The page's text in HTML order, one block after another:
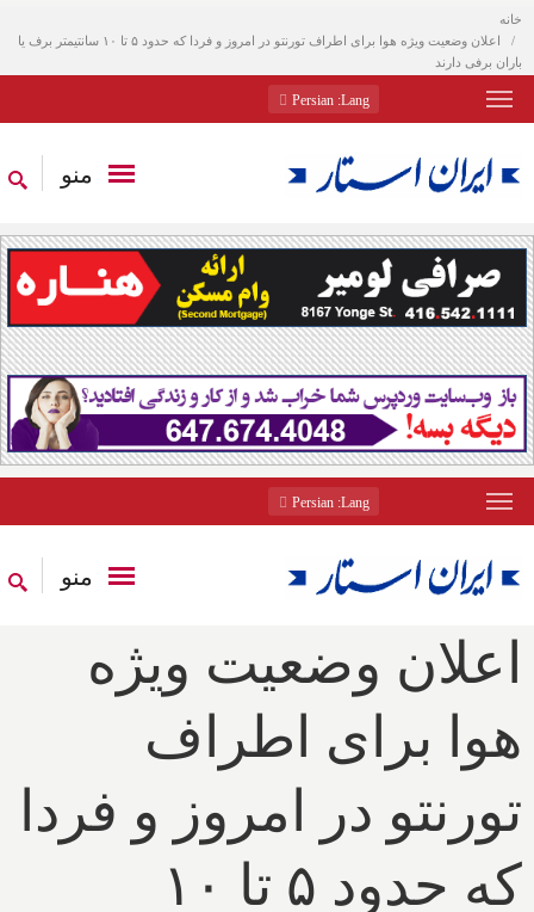
خانه
اعلان وضعیت ویژه هوا برای اطراف تورنتو در امروز و فردا که حدود ۵ تا ۱۰ سانتیمتر برف یا
باران برفی دارند
Lang
: Persian
منو
Lang
: Persian
منو
اعلان وضعیت ویژه
هوا برای اطراف
تورنتو در امروز و فردا
که حدود ۵ تا ۱۰